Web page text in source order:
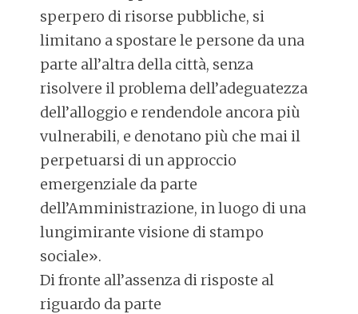
sperpero di risorse pubbliche, si
limitano a spostare le persone da una
parte all’altra della città, senza
risolvere il problema dell’adeguatezza
dell’alloggio e rendendole ancora più
vulnerabili, e denotano più che mai il
perpetuarsi di un approccio
emergenziale da parte
dell’Amministrazione, in luogo di una
lungimirante visione di stampo
sociale».
Di fronte all’assenza di risposte al
riguardo da parte